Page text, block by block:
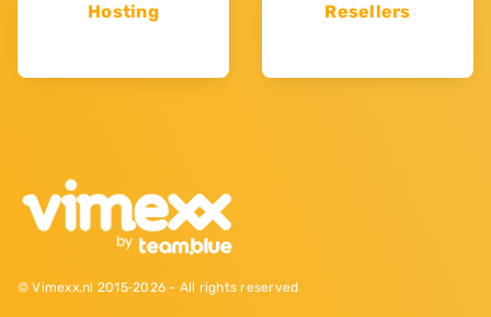
Hosting Resellers
© Vimexx.nl 2015‐2026 - All rights reserved